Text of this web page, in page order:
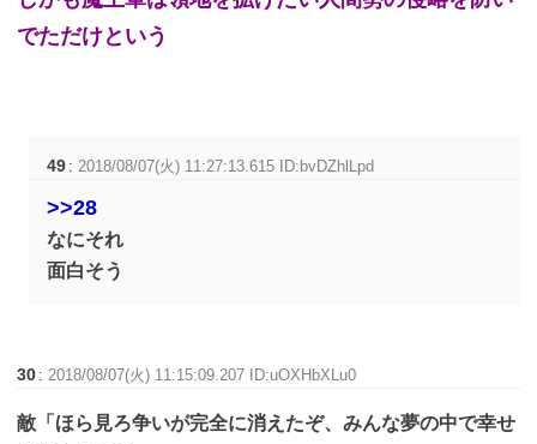
でただけという
49 :2018/08/07(火) 11:27:13.615 ID:bvDZhlLpd
>>28
なにそれ
面白そう
30 :2018/08/07(火) 11:15:09.207 ID:uOXHbXLu0
敵「ほら見ろ争いが完全に消えたぞ、みんな夢の中で幸せ